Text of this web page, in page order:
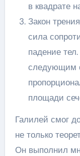
в квадрате
Закон
сила
падение
следующим
площади
Галилей смог
не только
Он выполнил